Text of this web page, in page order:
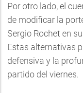
Por otro lado, el
de modificar la
Sergio Rochet en
Estas alternativas
defensiva y la
partido del viernes.